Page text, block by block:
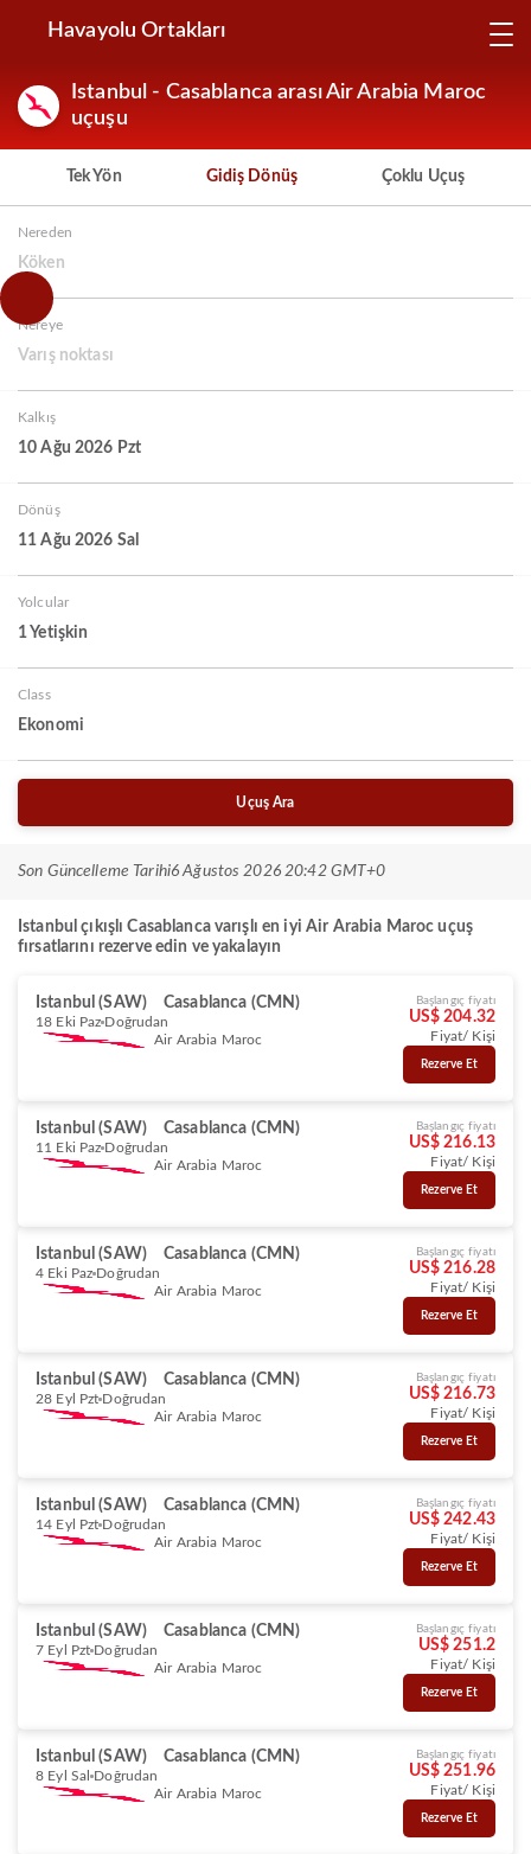
Havayolu Ortakları
Istanbul - Casablanca arası Air Arabia Maroc
uçuşu
Tek Yön Gidiş Dönüş Çoklu Uçuş
Nereden
Köken
Nereye
Varış noktası
Kalkış
10 Ağu 2026 Pzt
Dönüş
11 Ağu 2026 Sal
Yolcular
1 Yetişkin
Class
Ekonomi
Uçuş Ara
Son Güncelleme Tarihi6 Ağustos 2026 20:42 GMT+0
Istanbul çıkışlı Casablanca varışlı en iyi Air Arabia Maroc uçuş
fırsatlarını rezerve edin ve yakalayın
Istanbul (SAW) Casablanca (CMN)
18 Eki Paz Doğrudan
Air Arabia Maroc
Başlangıç fiyatı
US$ 204.32
Fiyat/ Kişi
Rezerve Et
Istanbul (SAW) Casablanca (CMN)
11 Eki Paz Doğrudan
Air Arabia Maroc
Başlangıç fiyatı
US$ 216.13
Fiyat/ Kişi
Rezerve Et
Istanbul (SAW) Casablanca (CMN)
4 Eki Paz Doğrudan
Air Arabia Maroc
Başlangıç fiyatı
US$ 216.28
Fiyat/ Kişi
Rezerve Et
Istanbul (SAW) Casablanca (CMN)
28 Eyl Pzt Doğrudan
Air Arabia Maroc
Başlangıç fiyatı
US$ 216.73
Fiyat/ Kişi
Rezerve Et
Istanbul (SAW) Casablanca (CMN)
14 Eyl Pzt Doğrudan
Air Arabia Maroc
Başlangıç fiyatı
US$ 242.43
Fiyat/ Kişi
Rezerve Et
Istanbul (SAW) Casablanca (CMN)
7 Eyl Pzt Doğrudan
Air Arabia Maroc
Başlangıç fiyatı
US$ 251.2
Fiyat/ Kişi
Rezerve Et
Istanbul (SAW) Casablanca (CMN)
8 Eyl Sal Doğrudan
Air Arabia Maroc
Başlangıç fiyatı
US$ 251.96
Fiyat/ Kişi
Rezerve Et